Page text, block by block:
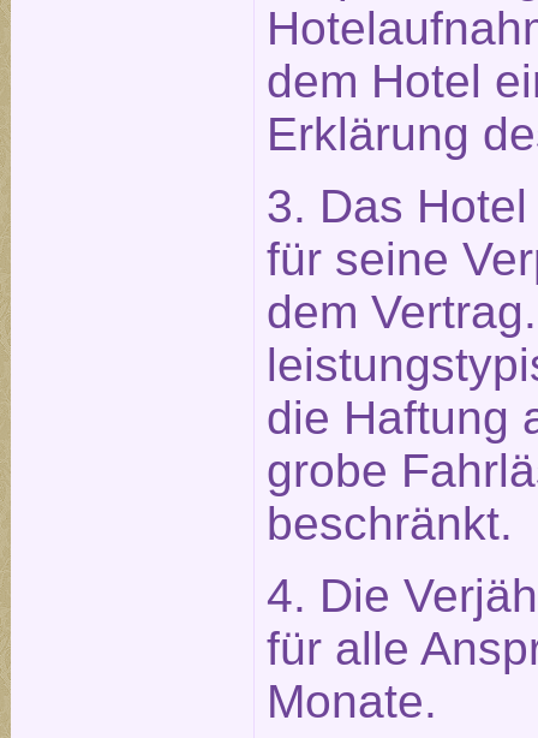
dem Hotel
Erklärung
3. Das
für seine
dem
die Haftung
grobe
beschränkt.
4. Die
für alle
Monate.